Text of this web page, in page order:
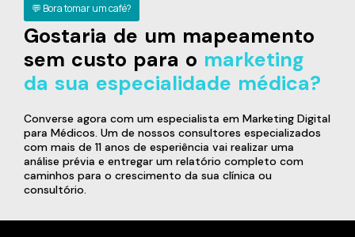
💬 Bora tomar um café?
Gostaria de um mapeamento
sem custo para o marketing
da sua especialidade médica?
Converse agora com um especialista em Marketing Digital
para Médicos. Um de nossos consultores especializados
com mais de 11 anos de esperiência vai realizar uma
análise prévia e entregar um relatório completo com
caminhos para o crescimento da sua clínica ou
consultório.